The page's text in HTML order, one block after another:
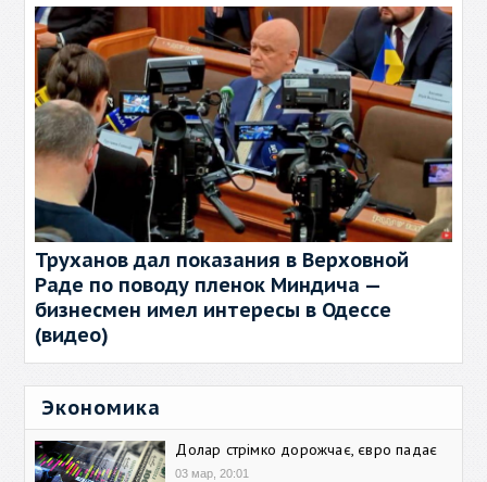
Труханов дал показания в Верховной
Раде по поводу пленок Миндича —
бизнесмен имел интересы в Одессе
(видео)
Экономика
Долар стрімко дорожчає, євро падає
03 мар, 20:01